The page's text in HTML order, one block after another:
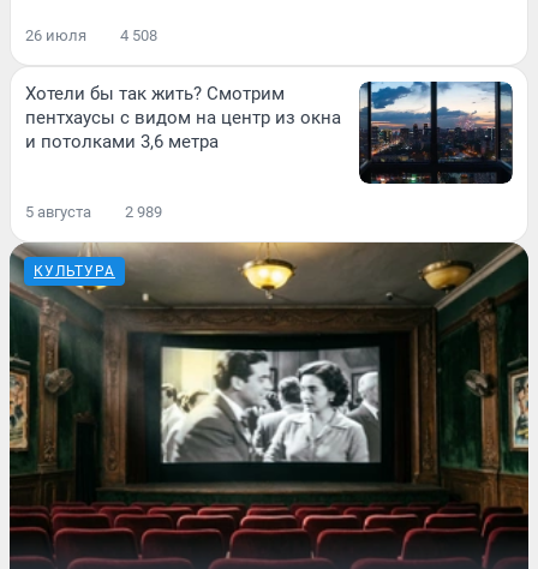
26 июля 4 508
Хотели бы так жить? Смотрим
пентхаусы с видом на центр из окна
и потолками 3,6 метра
5 августа 2 989
КУЛЬТУРА